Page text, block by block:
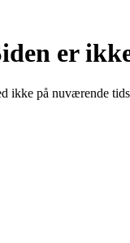
er
ikke på nuværende